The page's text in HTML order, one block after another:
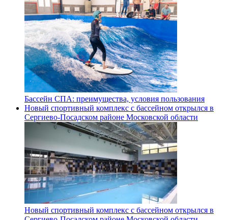
Бассейн СПА: преимущества, условия пользования
Новый спортивный комплекс с бассейном открылся в
Сергиево‑Посадском районе Московской области
Новый спортивный комплекс с бассейном открылся в